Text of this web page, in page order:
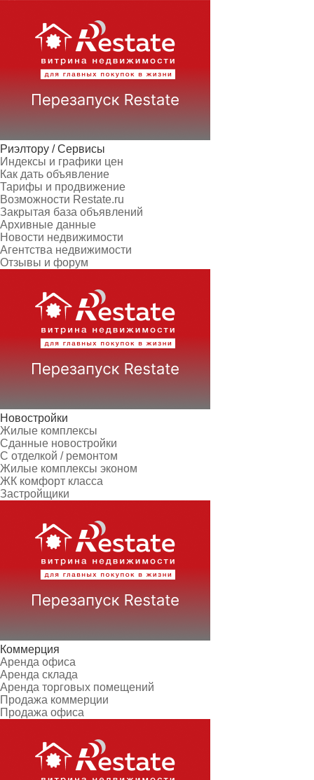
Риэлтору / Сервисы
Индексы и графики цен
Как дать объявление
Тарифы и продвижение
Возможности Restate.ru
Закрытая база объявлений
Архивные данные
Новости недвижимости
Агентства недвижимости
Отзывы и форум
Новостройки
Жилые комплексы
Сданные новостройки
С отделкой / ремонтом
Жилые комплексы эконом
ЖК комфорт класса
Застройщики
Коммерция
Аренда офиса
Аренда склада
Аренда торговых помещений
Продажа коммерции
Продажа офиса